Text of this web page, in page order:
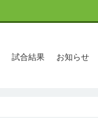
試合結果 お知らせ